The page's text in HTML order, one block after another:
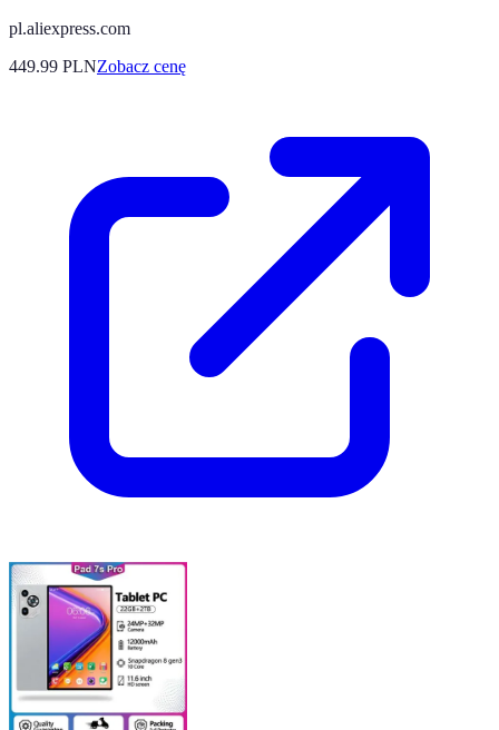
pl.aliexpress.com
449.99 PLNZobacz cenę